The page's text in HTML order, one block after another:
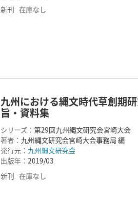
新刊 在庫なし
九州における縄文時代草創
旨・資料集
シリーズ： 第29回九州縄文研究会宮崎大会
著者： 九州縄文研究会宮崎大会事務局 編
発行元： 九州縄文研究会
出版年： 2019/03
新刊 在庫なし